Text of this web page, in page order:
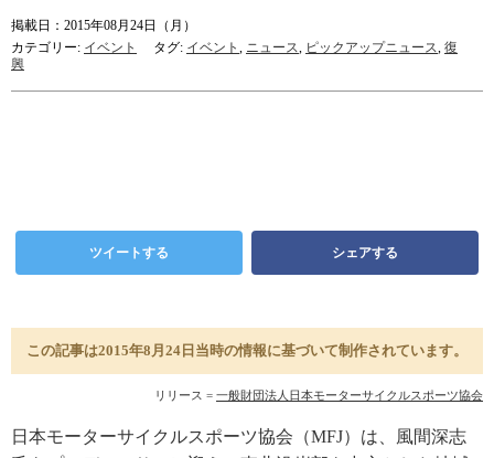
掲載日：2015年08月24日（月）
カテゴリー: イベント タグ: イベント , ニュース, ピックアップニュース, 復
興
ツイートする シェアする
この記事は2015年8月24日当時の情報に基づいて制作されています。
リリース = 一般財団法人日本モーターサイクルスポーツ協会
日本モーターサイクルスポーツ協会（MFJ）は、風間深志